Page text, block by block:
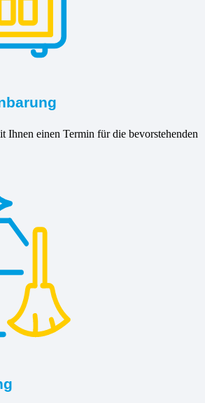
Ihnen einen Termin für die bevorstehenden